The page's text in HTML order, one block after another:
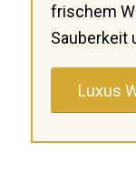
frischem
Sauberkeit
Luxus